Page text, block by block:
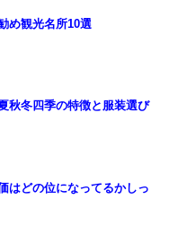
め観光名所10選
秋冬四季の特徴と服装選び
はどの位になってるかしっ